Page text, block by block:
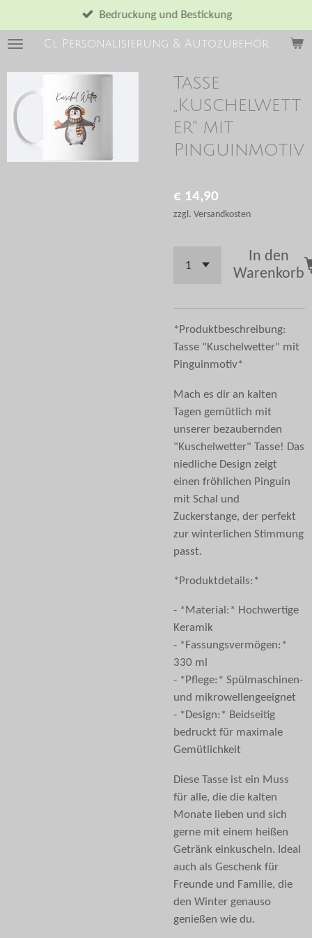
Hauptinhalt
springenCl Personalisierung & Autozubehör
Bedruckung und Bestickung
Tasse
,,Kuschelwett
er'' mit
Pinguinmotiv
€ 14,90
zzgl. Versandkosten
In den
Warenkorb
*Produktbeschreibung:
Tasse "Kuschelwetter" mit
Pinguinmotiv*
Mach es dir an kalten
Tagen gemütlich mit
unserer bezaubernden
"Kuschelwetter" Tasse! Das
niedliche Design zeigt
einen fröhlichen Pinguin
mit Schal und
Zuckerstange, der perfekt
zur winterlichen Stimmung
passt.
*Produktdetails:*
- *Material:* Hochwertige
Keramik
- *Fassungsvermögen:*
330 ml
- *Pflege:* Spülmaschinen-
und mikrowellengeeignet
- *Design:* Beidseitig
bedruckt für maximale
Gemütlichkeit
Diese Tasse ist ein Muss
für alle, die die kalten
Monate lieben und sich
gerne mit einem heißen
Getränk einkuscheln. Ideal
auch als Geschenk für
Freunde und Familie, die
den Winter genauso
genießen wie du.